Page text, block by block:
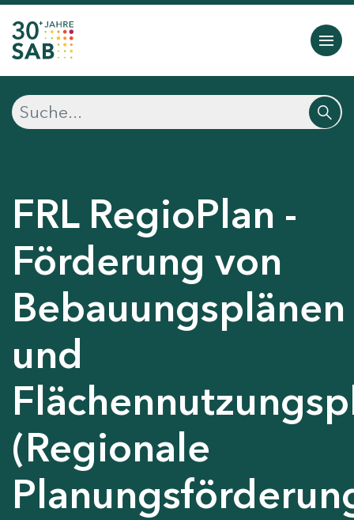
FRL RegioPlan -
Förderung von
Bebauungsplänen
und
(Regionale